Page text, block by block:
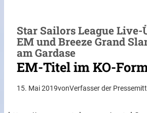
Star Sailors League Live-
EM und Breeze Grand
am Gardase
EM-Titel im KO-
15. Mai 2019vonVerfasser der